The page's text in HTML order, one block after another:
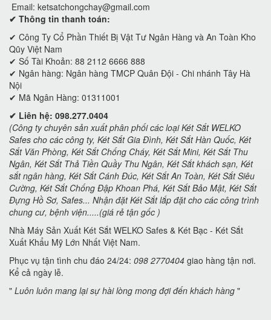
Email: ketsatchongchay@gmail.com
✔ Thông tin thanh toán:
✔ Công Ty Cổ Phần Thiết Bị Vật Tư Ngân Hàng và An Toàn Kho
Qũy Việt Nam
✔ Số Tài Khoản: 88 2112 6666 888
✔ Ngân hàng: Ngân hàng TMCP Quân Đội - Chi nhánh Tây Hà
Nội
✔ Mã Ngân Hàng: 01311001
✔ Liên hệ: 098.277.0404
(Công ty chuyên sản xuất phân phối các loại Két Sắt WELKO
Safes cho các công ty, Két Sắt Gia Đình, Két Sắt Hàn Quốc, Két
Sắt Văn Phòng, Két Sắt Chống Cháy, Két Sắt Mini, Két Sắt Thu
Ngân, Két Sắt Thả Tiền Quầy Thu Ngân, Két Sắt khách sạn, Két
sắt ngân hàng, Két Sắt Cánh Đúc, Két Sắt An Toàn, Két Sắt Siêu
Cường, Két Sắt Chống Đập Khoan Phá, Két Sắt Bảo Mật, Két Sắt
Đựng Hồ Sơ, Safes... Nhận đặt Két Sắt lắp đặt cho các công trình
chung cư, bệnh viện.....(giá rẻ tận gốc )
Nhà Máy Sản Xuất Két Sắt WELKO Safes & Két Bạc - Két Sắt
Xuất Khẩu Mỹ Lớn Nhất Việt Nam.
Phục vụ tận tình chu đáo 24/24: 098 2770404 giao hàng tận nơi.
Kể cả ngày lễ.
" Luôn luôn mang lại sự hài lòng mong đợi đến khách hàng "